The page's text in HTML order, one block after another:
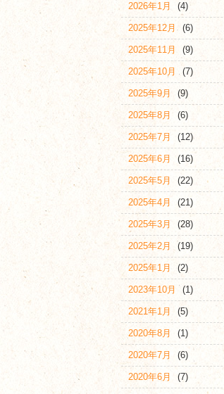
2026年1月 (4)
2025年12月 (6)
2025年11月 (9)
2025年10月 (7)
2025年9月 (9)
2025年8月 (6)
2025年7月 (12)
2025年6月 (16)
2025年5月 (22)
2025年4月 (21)
2025年3月 (28)
2025年2月 (19)
2025年1月 (2)
2023年10月 (1)
2021年1月 (5)
2020年8月 (1)
2020年7月 (6)
2020年6月 (7)